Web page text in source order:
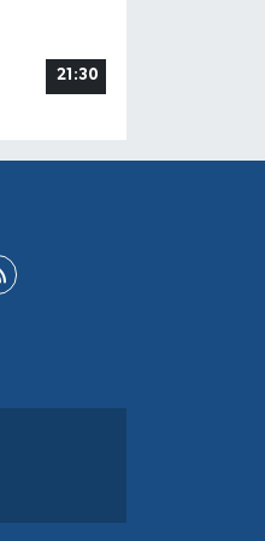
21:30